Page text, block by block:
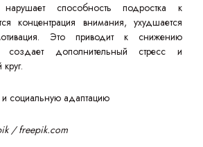
способность подростка к
концентрация внимания, ухудшается
Это приводит к снижению
создает дополнительный стресс и
/ freepik.com